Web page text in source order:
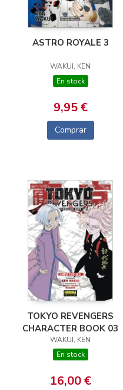
ASTRO ROYALE 3
WAKUI, KEN
En stock
9,95 €
Comprar
TOKYO REVENGERS
CHARACTER BOOK 03
WAKUI, KEN
En stock
16,00 €